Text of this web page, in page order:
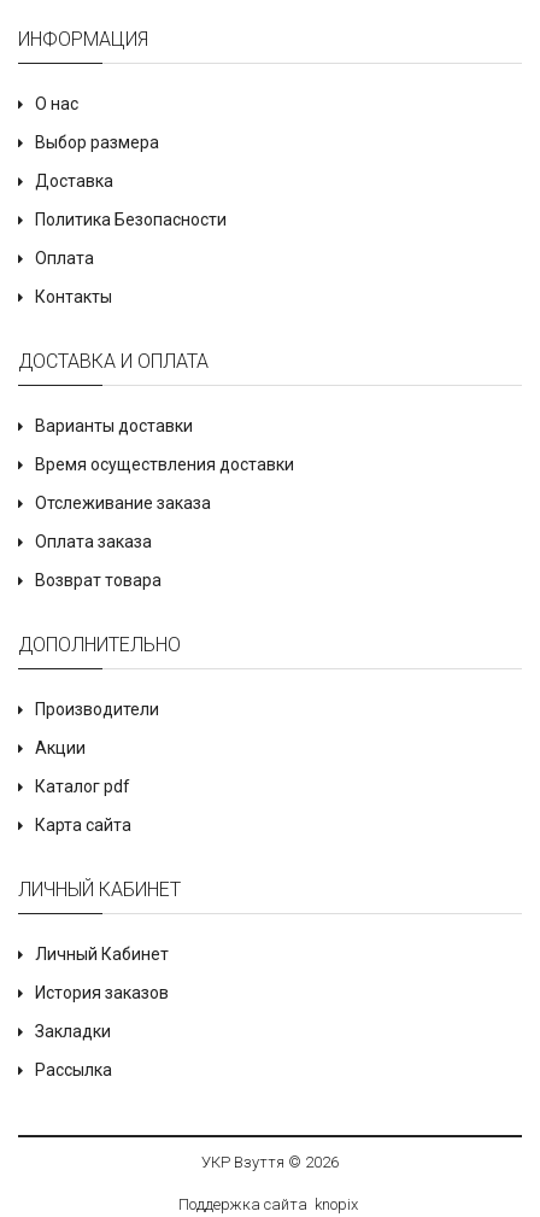
ИНФОРМАЦИЯ
О нас
Выбор размера
Доставка
Политика Безопасности
Оплата
Контакты
ДОСТАВКА И ОПЛАТА
Варианты доставки
Время осуществления доставки
Отслеживание заказа
Оплата заказа
Возврат товара
ДОПОЛНИТЕЛЬНО
Производители
Акции
Каталог pdf
Карта сайта
ЛИЧНЫЙ КАБИНЕТ
Личный Кабинет
История заказов
Закладки
Рассылка
УКР Взуття © 2026
Поддержка сайта knopix